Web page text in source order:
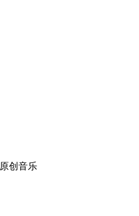
原创 音乐